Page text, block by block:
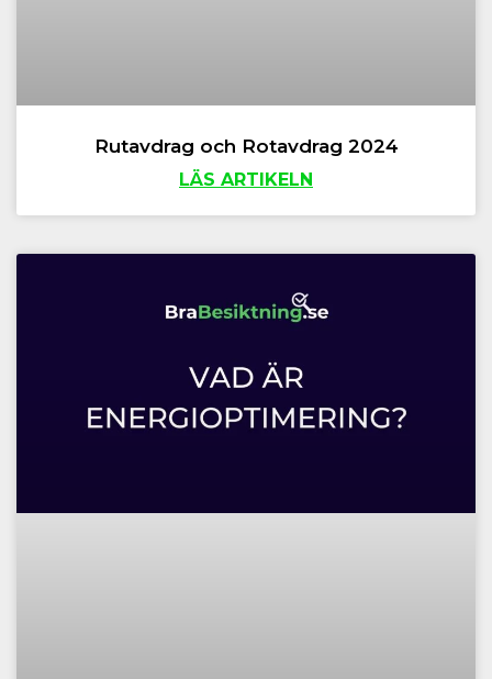
Rutavdrag och Rotavdrag 2024
LÄS ARTIKELN